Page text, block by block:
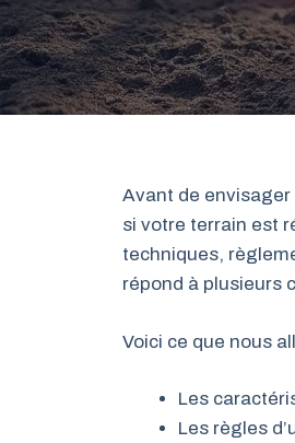
Avant de
si votre terrain est
techniques,
répond à plusieurs
Voici ce que nous
Les
Les règles